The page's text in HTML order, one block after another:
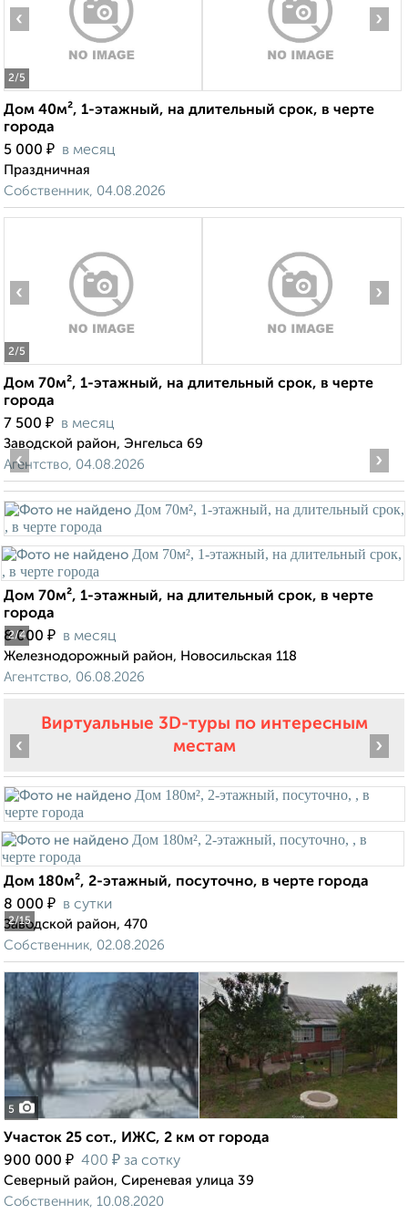
2/5
‹ ›
Дом 40м², 1-этажный, на длительный срок, в черте
города
5 000 ₽ в месяц
Праздничная
Собственник, 04.08.2026
2/5
‹ ›
Дом 70м², 1-этажный, на длительный срок, в черте
города
7 500 ₽ в месяц
Заводской район, Энгельса 69
Агентство, 04.08.2026
2/4
‹ ›
Дом 70м², 1-этажный, на длительный срок, в черте
города
8 000 ₽ в месяц
Железнодорожный район, Новосильская 118
Агентство, 06.08.2026
Виртуальные 3D-туры по интересным
местам
2/15
‹ ›
Дом 180м², 2-этажный, посуточно, в черте города
8 000 ₽ в сутки
Заводской район, 470
Собственник, 02.08.2026
5
Участок 25 сот., ИЖС, 2 км от города
900 000 ₽ 400 ₽ за сотку
Северный район, Сиреневая улица 39
Собственник, 10.08.2020